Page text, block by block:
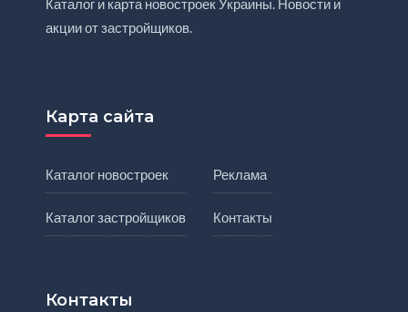
Каталог и карта новостроек Украины. Новости и
акции от застройщиков.
Карта сайта
Каталог новостроек
Каталог застройщиков
Реклама
Контакты
Контакты